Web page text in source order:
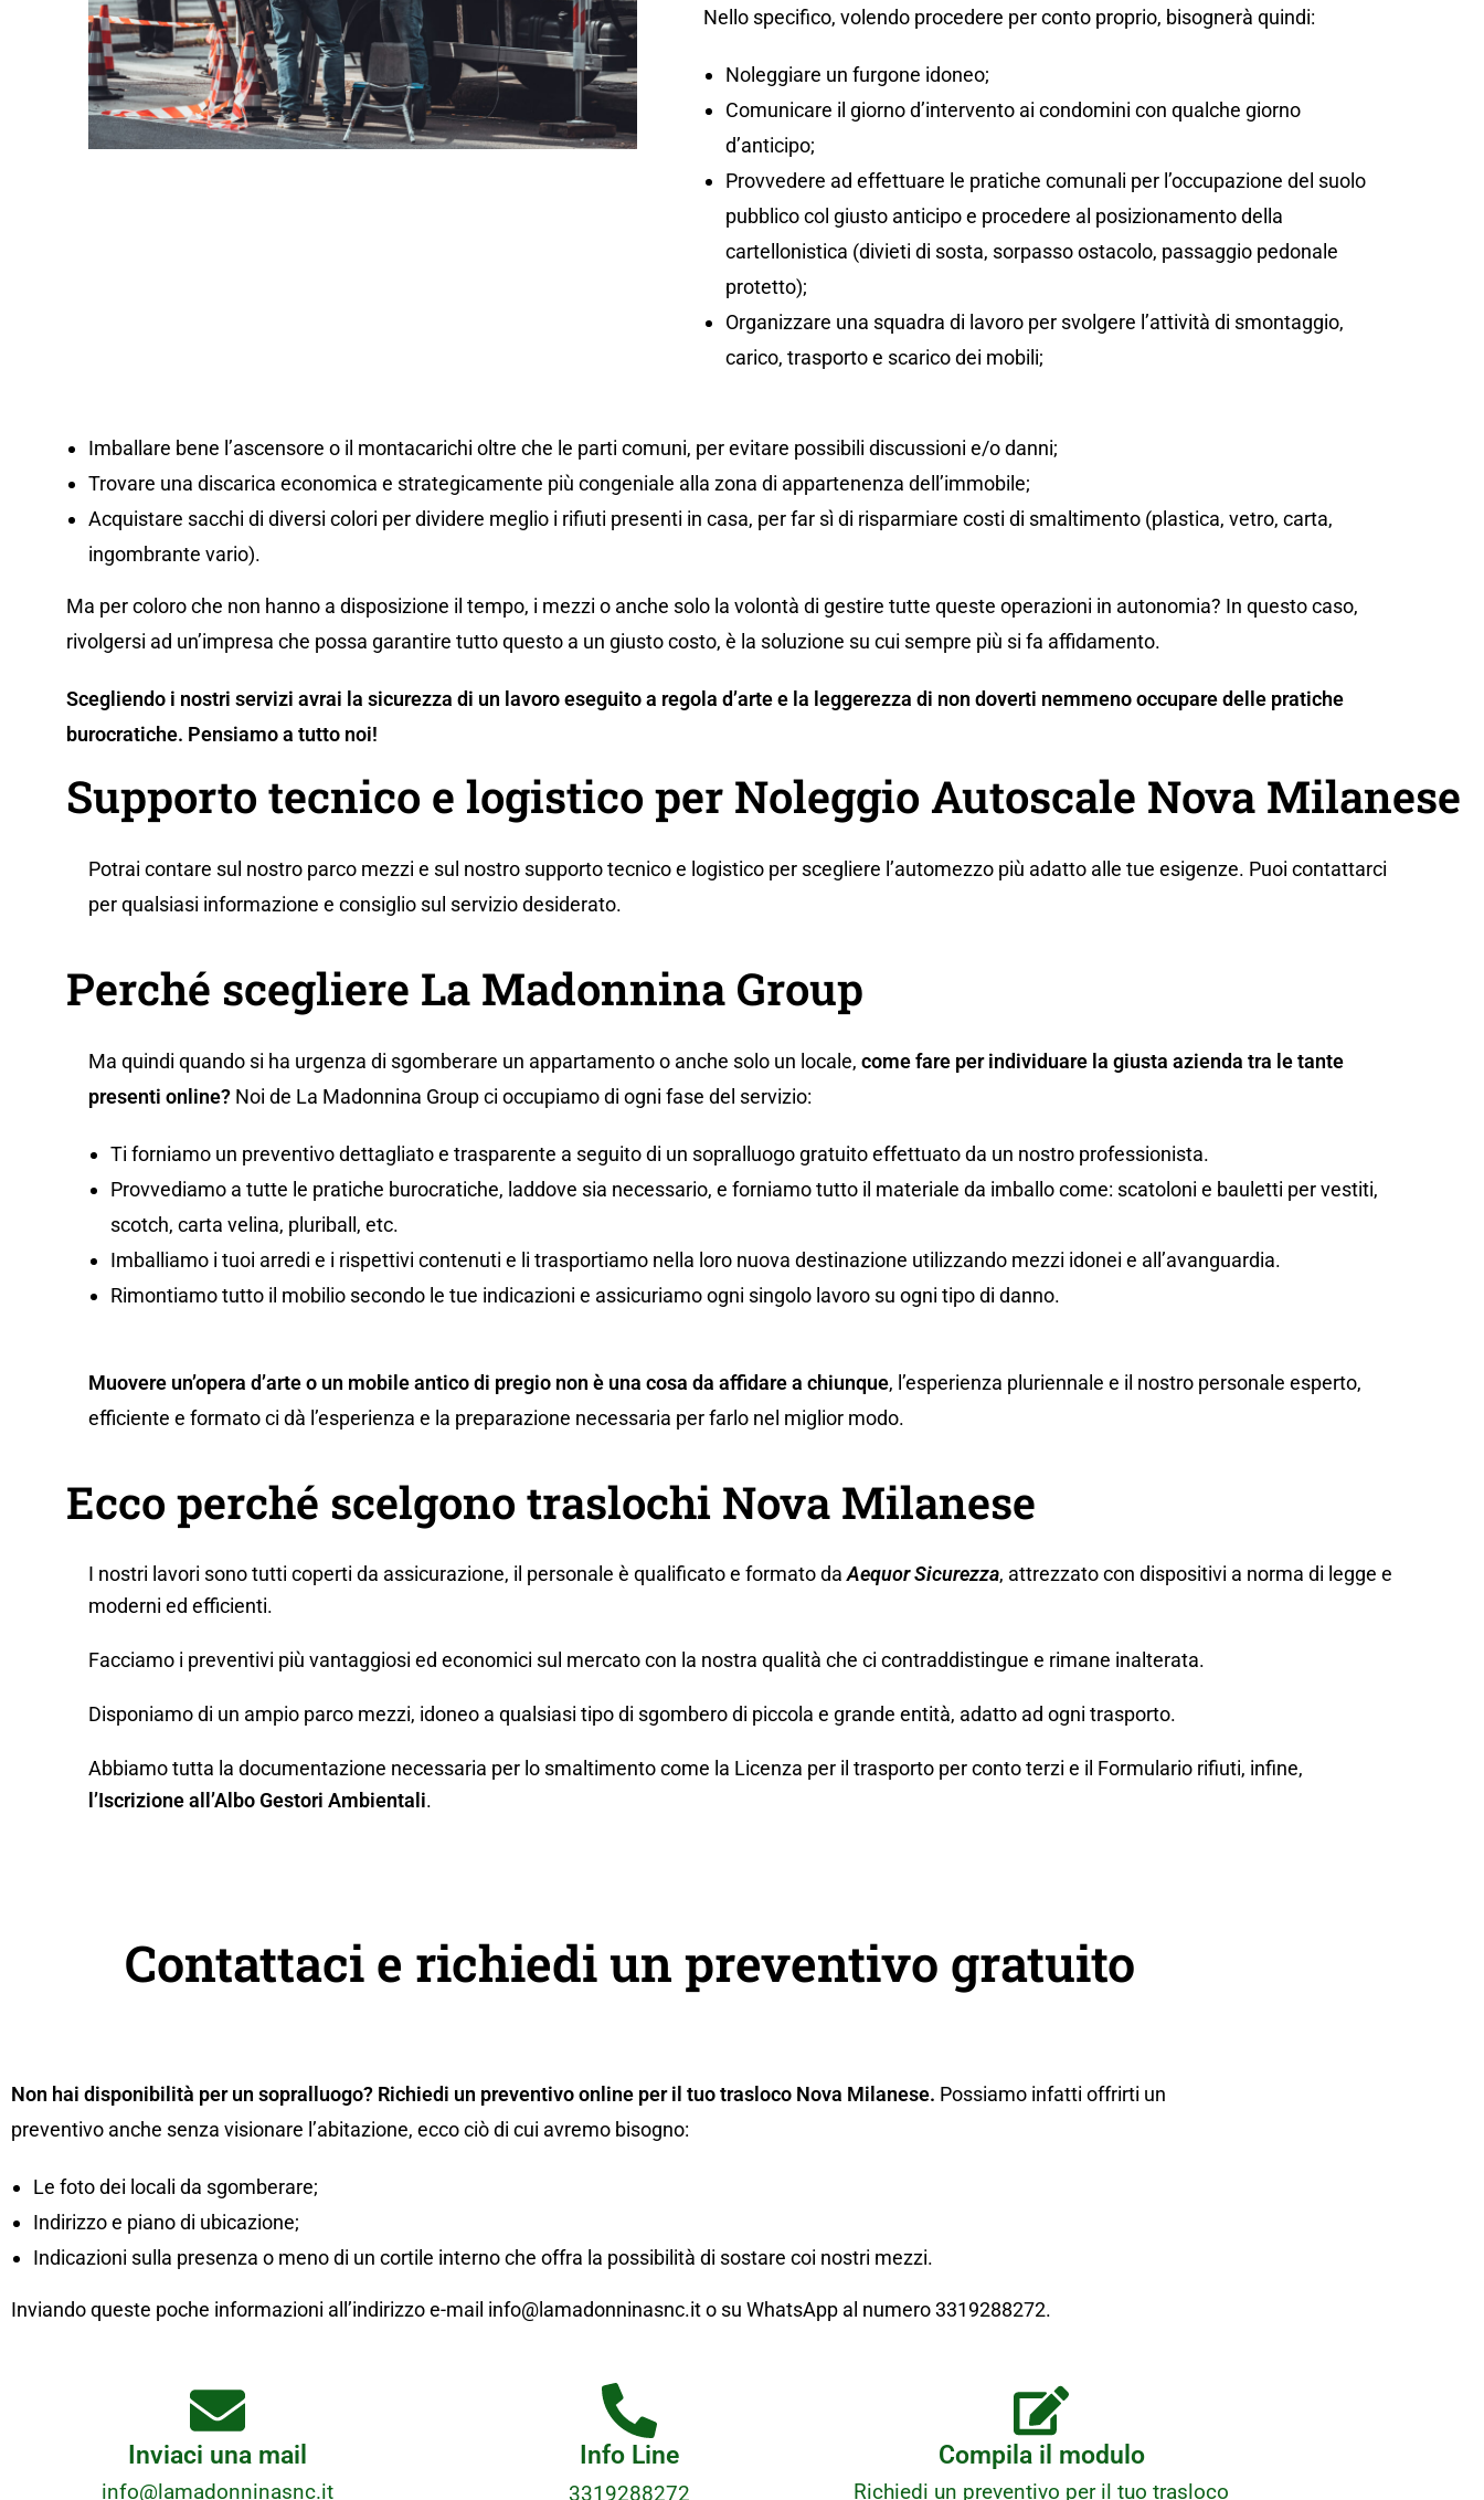
Nello specifico, volendo procedere per conto proprio, bisognerà quindi:
Noleggiare un furgone idoneo;
Comunicare il giorno d’intervento ai condomini con qualche giorno
d’anticipo;
Provvedere ad effettuare le pratiche comunali per l’occupazione del suolo
pubblico col giusto anticipo e procedere al posizionamento della
cartellonistica (divieti di sosta, sorpasso ostacolo, passaggio pedonale
protetto);
Organizzare una squadra di lavoro per svolgere l’attività di smontaggio,
carico, trasporto e scarico dei mobili;
Imballare bene l’ascensore o il montacarichi oltre che le parti comuni, per evitare possibili discussioni e/o danni;
Trovare una discarica economica e strategicamente più congeniale alla zona di appartenenza dell’immobile;
Acquistare sacchi di diversi colori per dividere meglio i rifiuti presenti in casa, per far sì di risparmiare costi di smaltimento (plastica, vetro, carta,
ingombrante vario).
Ma per coloro che non hanno a disposizione il tempo, i mezzi o anche solo la volontà di gestire tutte queste operazioni in autonomia? In questo caso,
rivolgersi ad un’impresa che possa garantire tutto questo a un giusto costo, è la soluzione su cui sempre più si fa affidamento.
Scegliendo i nostri servizi avrai la sicurezza di un lavoro eseguito a regola d’arte e la leggerezza di non doverti nemmeno occupare delle pratiche
burocratiche. Pensiamo a tutto noi!
Supporto tecnico e logistico per Noleggio Autoscale Nova Milanese
Potrai contare sul nostro parco mezzi e sul nostro supporto tecnico e logistico per scegliere l’automezzo più adatto alle tue esigenze. Puoi contattarci
per qualsiasi informazione e consiglio sul servizio desiderato.
Perché scegliere La Madonnina Group
Ma quindi quando si ha urgenza di sgomberare un appartamento o anche solo un locale, come fare per individuare la giusta azienda tra le tante
presenti online? Noi de La Madonnina Group ci occupiamo di ogni fase del servizio:
Ti forniamo un preventivo dettagliato e trasparente a seguito di un sopralluogo gratuito effettuato da un nostro professionista.
Provvediamo a tutte le pratiche burocratiche, laddove sia necessario, e forniamo tutto il materiale da imballo come: scatoloni e bauletti per vestiti,
scotch, carta velina, pluriball, etc.
Imballiamo i tuoi arredi e i rispettivi contenuti e li trasportiamo nella loro nuova destinazione utilizzando mezzi idonei e all’avanguardia.
Rimontiamo tutto il mobilio secondo le tue indicazioni e assicuriamo ogni singolo lavoro su ogni tipo di danno.
Muovere un’opera d’arte o un mobile antico di pregio non è una cosa da affidare a chiunque, l’esperienza pluriennale e il nostro personale esperto,
efficiente e formato ci dà l’esperienza e la preparazione necessaria per farlo nel miglior modo.
Ecco perché scelgono traslochi Nova Milanese
I nostri lavori sono tutti coperti da assicurazione, il personale è qualificato e formato daAequor Sicurezza, attrezzato con dispositivi a norma di legge e
moderni ed efficienti.
Facciamo i preventivi più vantaggiosi ed economici sul mercato con la nostra qualità che ci contraddistingue e rimane inalterata.
Disponiamo di un ampio parco mezzi, idoneo a qualsiasi tipo di sgombero di piccola e grande entità, adatto ad ogni trasporto.
Abbiamo tutta la documentazione necessaria per lo smaltimento come la Licenza per il trasporto per conto terzi e il Formulario rifiuti, infine,
l’Iscrizione all’Albo Gestori Ambientali.
Contattaci e richiedi un preventivo gratuito
Non hai disponibilità per un sopralluogo? Richiedi un preventivo online per il tuo trasloco Nova Milanese. Possiamo infatti offrirti un
preventivo anche senza visionare l’abitazione, ecco ciò di cui avremo bisogno:
Le foto dei locali da sgomberare;
Indirizzo e piano di ubicazione;
Indicazioni sulla presenza o meno di un cortile interno che offra la possibilità di sostare coi nostri mezzi.
Inviando queste poche informazioni all’indirizzo e-mail info@lamadonninasnc.it o su WhatsApp al numero 3319288272.
Inviaci una mail
info@lamadonninasnc.it
Info Line
3319288272
Compila il modulo
Richiedi un preventivo per il tuo trasloco